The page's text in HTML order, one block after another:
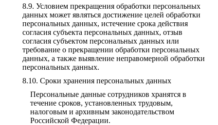
Условием прекращения обработки персональных
данных может являться достижение целей обработки
персональных данных, истечение срока действия
согласия субъекта персональных данных, отзыв
согласия субъектом персональных данных или
требование о прекращении обработки персональных
данных, а также выявление неправомерной обработки
персональных данных.
Сроки хранения персональных данных
Персональные данные сотрудников хранятся в
течение сроков, установленных трудовым,
налоговым и архивным законодательством
Российской Федерации.